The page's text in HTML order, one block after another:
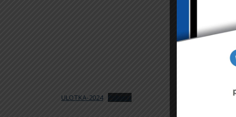
ULOTKA-2024